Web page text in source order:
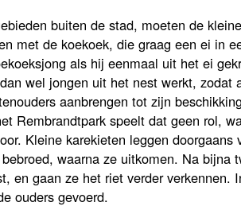
buiten de stad, moeten de
met de koekoek, die graag een ei in
als hij eenmaal uit het ei
wel jongen uit het nest werkt, zodat
aanbrengen tot zijn
Rembrandtpark speelt dat geen rol,
Kleine karekieten leggen doorgaans
waarna ze uitkomen. Na bijna
en gaan ze het riet verder verkennen.
ouders gevoerd.